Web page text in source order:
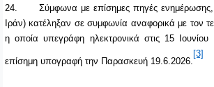
24.
Σύμφωνα με επίσημες πηγές
Ιράν) κατέληξαν σε συμφωνία αναφορικά με τον
η οποία υπεγράφη ηλεκτρονικά στις 15
επίσημη υπογραφή την Παρασκευή 19.6.2026.
[3]